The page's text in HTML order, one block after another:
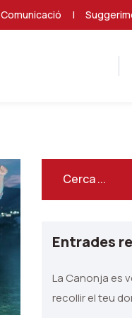
Comunicació |
Entrades
La Canonja es
recollir el teu